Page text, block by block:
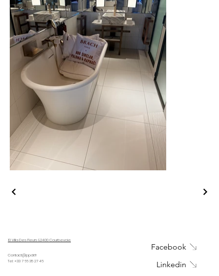
Contact@ppdr.fr
Tel: +33 7 66 35 27 46
10 Villa Des Fleurs 92400 Courbevoie
Facebook
Linkedin